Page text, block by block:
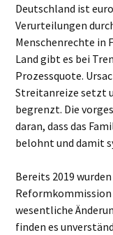
Deutschland ist
Verurteilungen
Menschenrechte in
Land gibt es bei
Prozessquote.
Streitanreize setzt
begrenzt. Die
daran, dass das
belohnt und damit
Bereits 2019
wesentliche
finden es